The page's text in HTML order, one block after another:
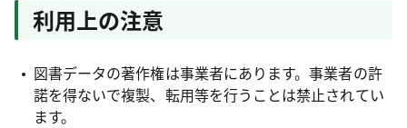
利用上の注意
図書データの著作権は事業者にあります。事業者の許
諾を得ないで複製、転用等を行うことは禁止されてい
ます。